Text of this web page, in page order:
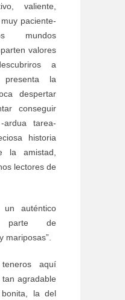
valiente,
paciente-
mundos
valores
a
la
despertar
conseguir
tarea-
historia
la amistad,
lectores de
auténtico
parte de
mariposas”.
aquí
agradable
la del